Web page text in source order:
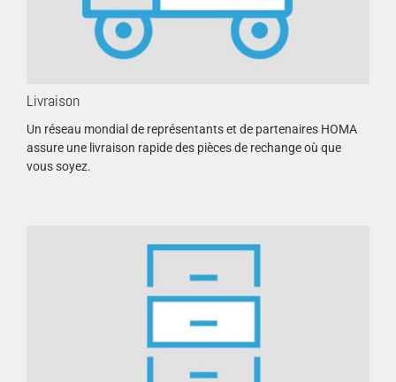
Livraison
Un réseau mondial de représentants et de partenaires HOMA
assure une livraison rapide des pièces de rechange où que
vous soyez.